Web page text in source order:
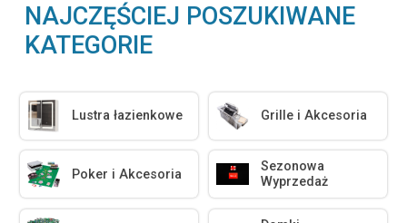
NAJCZĘŚCIEJ POSZUKIWANE
KATEGORIE
Lustra łazienkowe Grille i Akcesoria
Poker i Akcesoria
Sezonowa
Wyprzedaż